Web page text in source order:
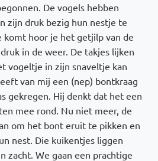
De vogels hebben
zijn druk bezig hun nestje te
komt hoor je het getjilp van de
in de weer. De takjes lijken
vogeltje in zijn snaveltje kan
van mij een (nep) bontkraag
gekregen. Hij denkt dat het een
mee rond. Nu niet meer, de
om het bont eruit te pikken en
nest. Die kuikentjes liggen
zacht. We gaan een prachtige